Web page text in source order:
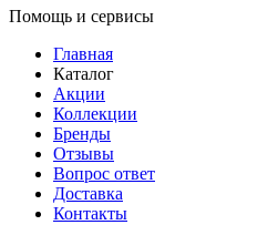
Помощь и сервисы
Главная
Каталог
Акции
Коллекции
Бренды
Отзывы
Вопрос ответ
Доставка
Контакты